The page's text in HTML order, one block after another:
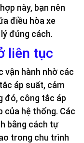
này, bạn nên
điều hòa xe
đúng cách.
liên tục
vận hành nhờ các
áp suất, cảm
đó, công tắc áp
hệ thống. Các
bằng cách tự
trong chu trình